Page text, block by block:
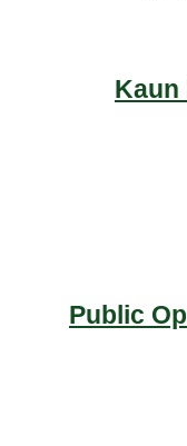
Kaun
Public